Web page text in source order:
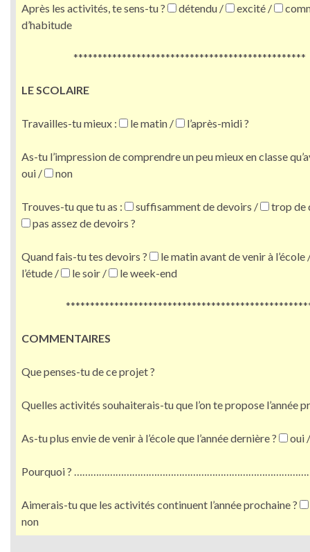
Après les activités, te sens-tu ? détendu / excité /
d’habitude
************************************************
LE SCOLAIRE
Travailles-tu mieux : le matin / l’après-midi ?
As-tu l’impression de comprendre un peu mieux en classe
oui /
non
Trouves-tu que tu as : suffisamment de devoirs /
trop de
pas assez de devoirs ?
Quand fais-tu tes devoirs ?
le matin avant de venir à l’école
l’étude /
le soir / le week-end
COMMENTAIRES
Que penses-tu de ce projet ?
Quelles activités souhaiterais-tu que l’on te propose l’année
As-tu plus envie de venir à l’école que l’année dernière ? oui
Pourquoi ?
Aimerais-tu que les activités continuent l’année prochaine ?
non